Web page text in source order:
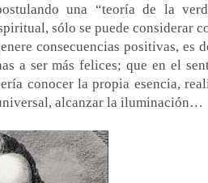
una “teoría de la
sólo se puede considerar
consecuencias positivas, es
a ser más felices; que en el
conocer la propia esencia,
alcanzar la iluminación…